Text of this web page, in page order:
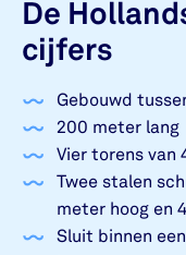
De
cijfers
Gebouwd
200 meter lang
Vier torens van
Twee stalen
meter hoog en
Sluit binnen